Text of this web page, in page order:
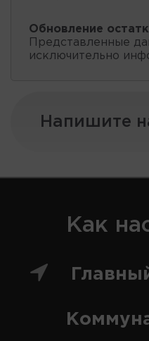
Обновление
Представленные
исключительно
Напишите
Как